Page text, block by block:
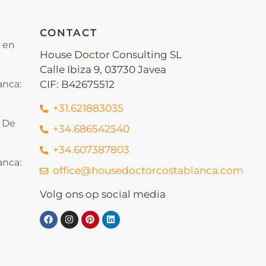
en
CONTACT
House Doctor Consulting SL
Calle Ibiza 9, 03730 Javea
CIF: B42675512
+31.621883035
+34.686542540
+34.607387803
office@housedoctorcostablanca.com
Volg ons op social media